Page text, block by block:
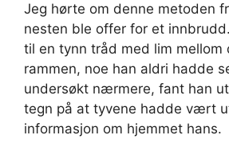
Jeg hørte om denne metoden
nesten ble offer for et
til en tynn tråd med lim mellom
rammen, noe han aldri hadde
undersøkt nærmere, fant han
tegn på at tyvene hadde vært
informasjon om hjemmet hans.